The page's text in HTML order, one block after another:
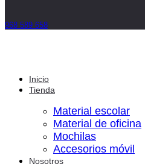
968 589 658
Inicio
Tienda
Material escolar
Material de oficina
Mochilas
Accesorios móvil
Nosotros